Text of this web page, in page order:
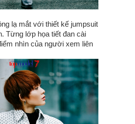
lạ mắt với thiết kế jumpsuit
Từng lớp họa tiết đan cài
nhìn của người xem liên